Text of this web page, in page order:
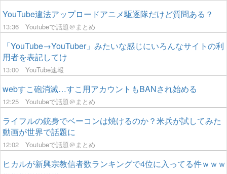
YouTube違法アップロードアニメ駆逐隊だけど質問ある？
13:36 Youtubeで話題＠まとめ
「YouTube→YouTuber」みたいな感じにいろんなサイトの利
用者を表記してけ
13:00 YouTube速報
webすこ砲消滅…すこ用アカウントもBANされ始める
12:25 Youtubeで話題＠まとめ
ライフルの銃身でベーコンは焼けるのか？米兵が試してみた
動画が世界で話題に
12:02 Youtubeで話題＠まとめ
ヒカルが新興宗教信者数ランキングで4位に入ってる件ｗｗｗ